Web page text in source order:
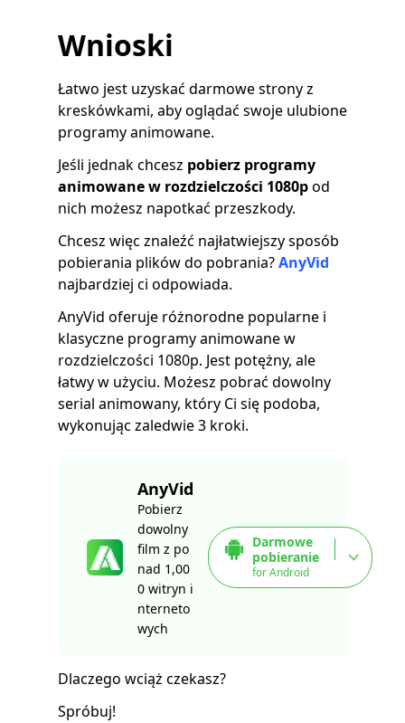
Wnioski
Łatwo jest uzyskać darmowe strony z
kreskówkami, aby oglądać swoje ulubione
programy animowane.
Jeśli jednak chcesz pobierz programy
animowane w rozdzielczości 1080pod
nich możesz napotkać przeszkody.
Chcesz więc znaleźć najłatwiejszy sposób
pobierania plików do pobrania?AnyVid
najbardziej ci odpowiada.
AnyVid oferuje różnorodne popularne i
klasyczne programy animowane w
rozdzielczości 1080p. Jest potężny, ale
łatwy w użyciu. Możesz pobrać dowolny
serial animowany, który Ci się podoba,
wykonując zaledwie 3 kroki.
AnyVid
Pobierz
dowolny
film z po
nad 1,00
0 witryn i
nterneto
wych
Darmowe
pobieranie
for Android
Dlaczego wciąż czekasz?
Spróbuj!